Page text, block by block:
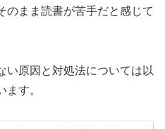
のまま読書が苦手だと感じて
い原因と対処法については以
す。